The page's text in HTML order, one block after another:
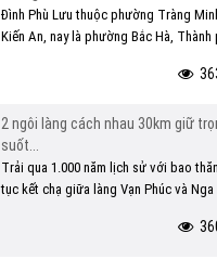
Đình Phù Lưu thuộc phường Tràng
Kiến An, nay là phường Bắc Hà, Thành
2 ngôi làng cách nhau 30km giữ
suốt...
Trải qua 1.000 năm lịch sử với bao
tục kết chạ giữa làng Vạn Phúc và Nga